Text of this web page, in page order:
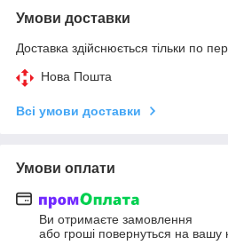
Умови доставки
Доставка здійснюється тільки по
Нова Пошта
Всі умови доставки
Умови оплати
Ви отримаєте замовлення
або гроші повернуться на вашу